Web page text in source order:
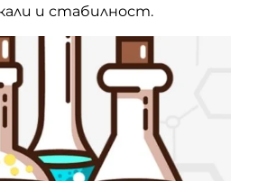
и стабилност.